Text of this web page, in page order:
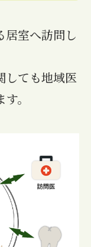
居室へ訪問し
しても地域医
。